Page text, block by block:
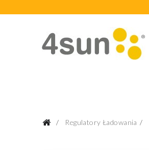
Regulatory Ładowania